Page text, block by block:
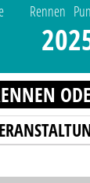
Rennen